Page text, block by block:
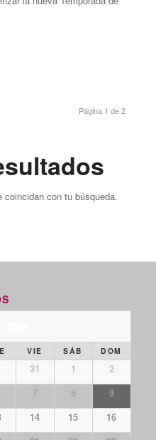
Página 1 de 2
con tu búsqueda.
VIE SÁB DOM
31 1
2
7 8
9
14 15
16